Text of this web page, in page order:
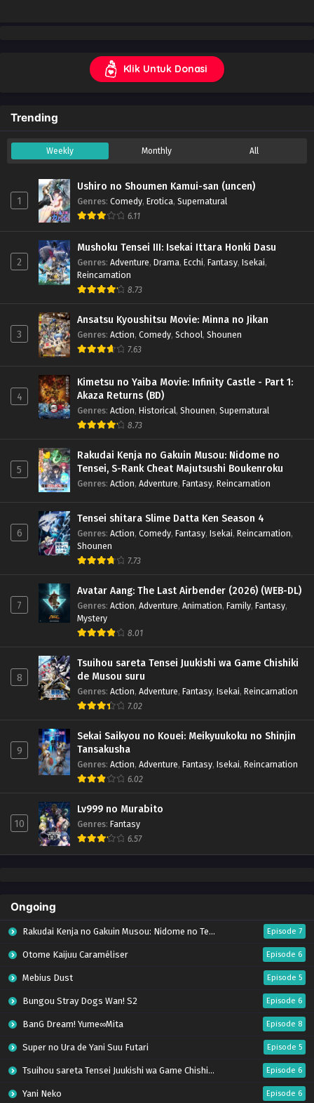
Klik Untuk Donasi
Trending
Weekly Monthly All
1
Ushiro no Shoumen Kamui-san (uncen)
Genres: Comedy, Erotica, Supernatural
6.11
2
Mushoku Tensei III: Isekai Ittara Honki Dasu
Genres: Adventure, Drama, Ecchi, Fantasy, Isekai,
Reincarnation
8.73
3
Ansatsu Kyoushitsu Movie: Minna no Jikan
Genres: Action, Comedy, School, Shounen
7.63
4
Kimetsu no Yaiba Movie: Infinity Castle - Part 1:
Akaza Returns (BD)
Genres: Action, Historical, Shounen, Supernatural
8.73
5
Rakudai Kenja no Gakuin Musou: Nidome no
Tensei, S-Rank Cheat Majutsushi Boukenroku
Genres: Action, Adventure, Fantasy, Reincarnation
6
Tensei shitara Slime Datta Ken Season 4
Genres: Action, Comedy, Fantasy, Isekai, Reincarnation,
Shounen
7.73
7
Avatar Aang: The Last Airbender (2026) (WEB-DL)
Genres: Action, Adventure, Animation, Family, Fantasy,
Mystery
8.01
8
Tsuihou sareta Tensei Juukishi wa Game Chishiki
de Musou suru
Genres: Action, Adventure, Fantasy, Isekai, Reincarnation
7.02
9
Sekai Saikyou no Kouei: Meikyuukoku no Shinjin
Tansakusha
Genres: Action, Adventure, Fantasy, Isekai, Reincarnation
6.02
10
Lv999 no Murabito
Genres: Fantasy
6.57
Ongoing
Rakudai Kenja no Gakuin Musou: Nidome no Tensei, S-Rank Cheat Majutsushi Boukenroku Episode 7
Otome Kaijuu Caraméliser Episode 6
Mebius Dust Episode 5
Bungou Stray Dogs Wan! S2 Episode 6
BanG Dream! Yume∞Mita Episode 8
Super no Ura de Yani Suu Futari Episode 5
Tsuihou sareta Tensei Juukishi wa Game Chishiki de Musou suru Episode 6
Yani Neko Episode 6